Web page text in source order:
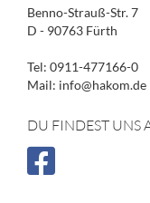
Benno-Strauß-Str. 7
D - 90763 Fürth
Tel: 0911-477166-0
Mail: info@hakom.de
DU FINDEST UNS